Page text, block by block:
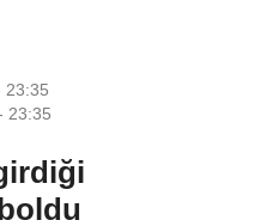
23:35
23:35